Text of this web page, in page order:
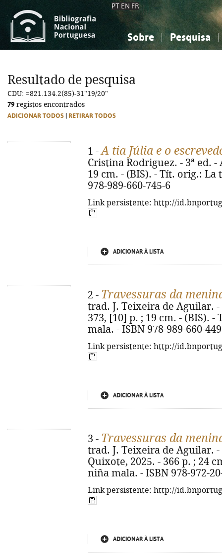
PT EN FR
Sobre Pesquisa
Ciências sociais...
Ciências sociais...
Resultado de pesquisa
CDU: =821.134.2(85)-31"19/20"
79 registos encontrados
ADICIONAR TODOS RETIRAR TODOS
1 -A tia Júlia e o
Cristina Rodriguez. - 3ª ed. -
19 cm. - (BIS). - Tít. orig.:
978-989-660-745-6
Link persistente: http://
ADICIONAR À LISTA
2 - Travessuras da
trad. J. Teixeira de Aguilar. -
373, [10] p. ; 19 cm. - (BIS).
mala. - ISBN 978-989-660-
Link persistente: http://
ADICIONAR À LISTA
3 - Travessuras da
trad. J. Teixeira de Aguilar.
Quixote, 2025. - 366 p. ; 24
niña mala. - ISBN 978-972-
Link persistente: http://
ADICIONAR À LISTA